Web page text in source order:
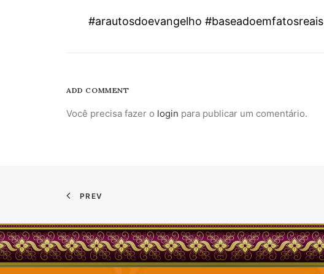
#arautosdoevangelho #baseadoemfatosreais
ADD COMMENT
Você precisa fazer o login para publicar um comentário.
PREV